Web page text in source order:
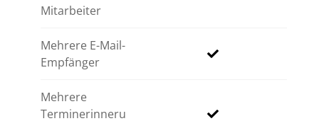
Mitarbeiter
Mehrere E-Mail-
Empfänger
Mehrere
Terminerinneru